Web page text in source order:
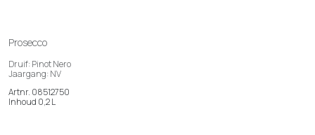
Prosecco
Druif: Pinot Nero
Jaargang: NV
Artnr. 08512750
Inhoud 0,2 L